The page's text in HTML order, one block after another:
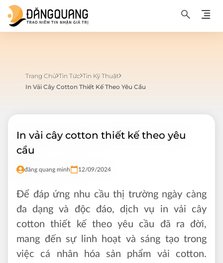
Trang Chủ Tin Tức Tin Kỹ Thuật
In Vải Cây Cotton Thiết Kế Theo Yêu Cầu
In vải cây cotton thiết kế theo yêu
cầu
đăng quang minh 12/09/2024
Để đáp ứng nhu cầu thị trường ngày càng
đa dạng và độc đáo, dịch vụ in vải cây
cotton thiết kế theo yêu cầu đã ra đời,
mang đến sự linh hoạt và sáng tạo trong
việc cá nhân hóa sản phẩm vải cotton.